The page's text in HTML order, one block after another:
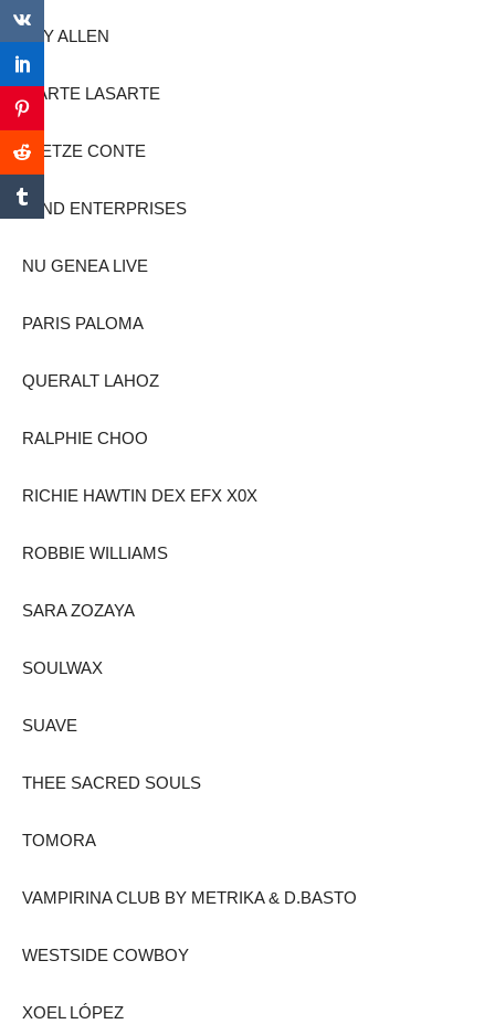
LILY ALLEN
MARTE LASARTE
MIETZE CONTE
MIND ENTERPRISES
NU GENEA LIVE
PARIS PALOMA
QUERALT LAHOZ
RALPHIE CHOO
RICHIE HAWTIN DEX EFX X0X
ROBBIE WILLIAMS
SARA ZOZAYA
SOULWAX
SUAVE
THEE SACRED SOULS
TOMORA
VAMPIRINA CLUB BY METRIKA & D.BASTO
WESTSIDE COWBOY
XOEL LÓPEZ